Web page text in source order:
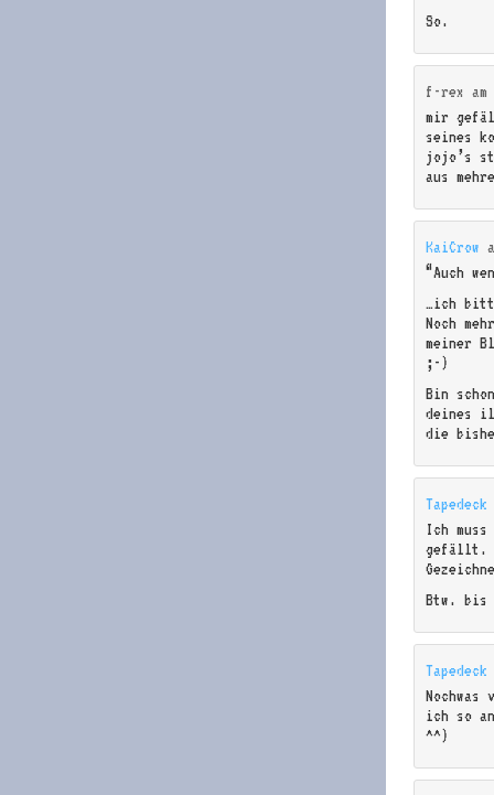
So.
f-rex am
mir
seines
jojo’s
aus
KaiCrow
“Auch
…ich
Noch
meiner
;-)
Bin
deines
die
Tapedeck
Ich
gefällt.
Btw. bis
Tapedeck
ich so
^^)